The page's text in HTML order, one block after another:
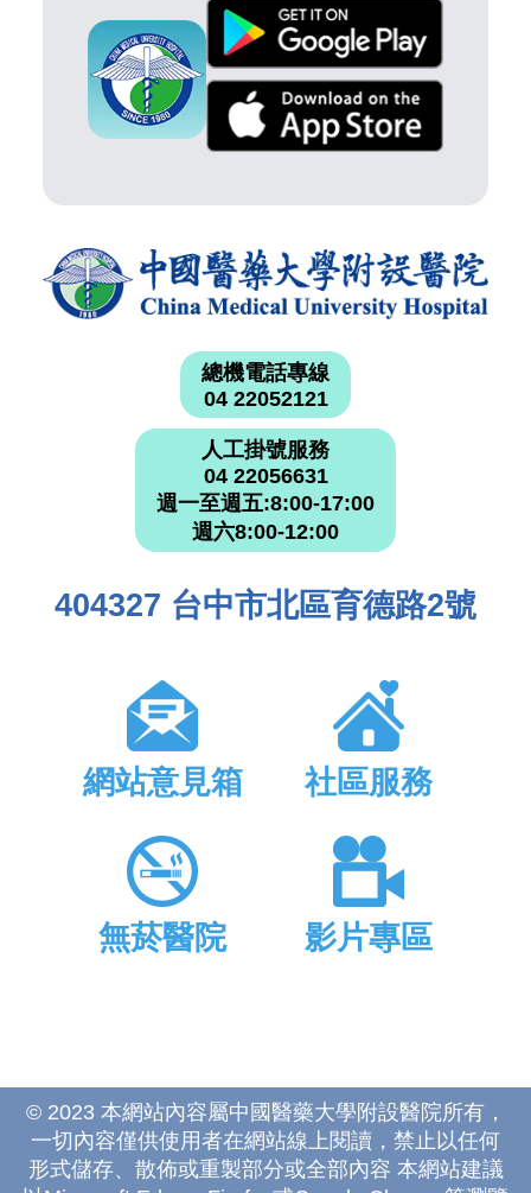
總機電話專線
04 22052121
人工掛號服務
04 22056631
週一至週五:8:00-17:00
週六8:00-12:00
404327 台中市北區育德路2號
網站意見箱 社區服務
無菸醫院 影片專區
© 2023 本網站內容屬中國醫藥大學附設醫院所有，
一切內容僅供使用者在網站線上閱讀，禁止以任何
形式儲存、散佈或重製部分或全部內容 本網站建議